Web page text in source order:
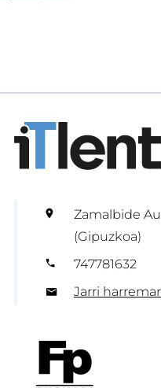
Zamalbide
(Gipuzkoa)
747781632
Jarri